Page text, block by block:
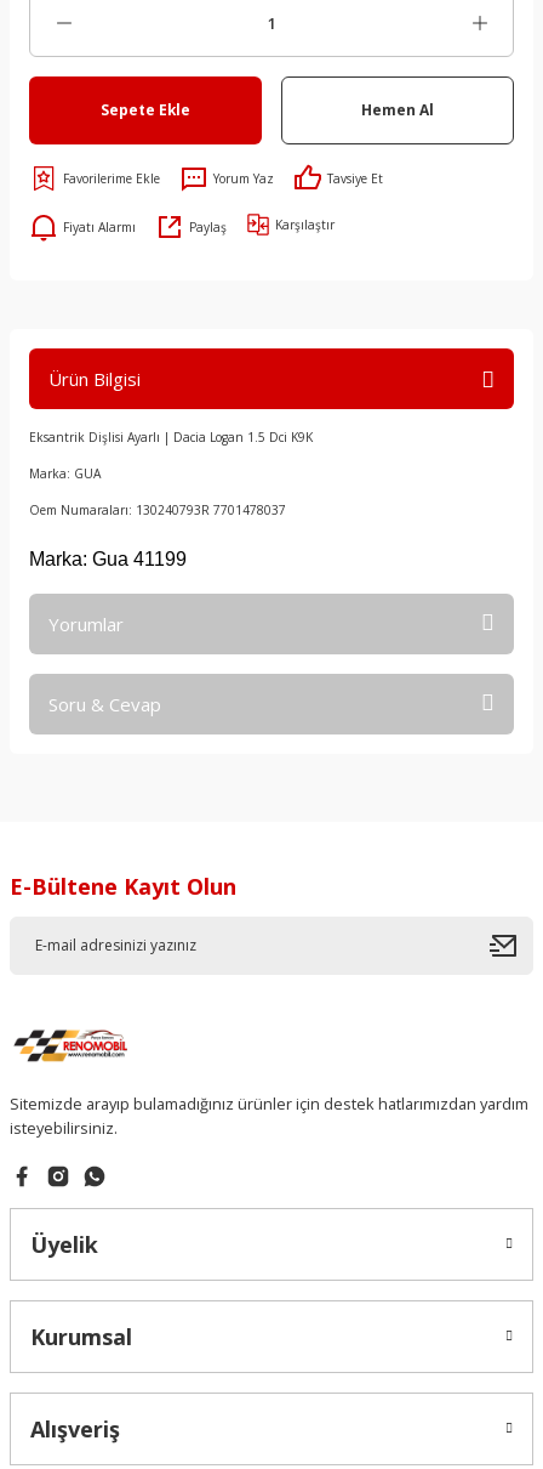
Sepete Ekle Hemen Al
Yorum Yaz Tavsiye Et
Fiyatı Alarmı Paylaş Karşılaştır
Ürün Bilgisi
Eksantrik Dişlisi Ayarlı | Dacia Logan 1.5 Dci K9K
Marka: GUA
Oem Numaraları: 130240793R 7701478037
Marka: Gua 41199
Yorumlar
Soru & Cevap
E-Bültene Kayıt Olun
Sitemizde arayıp bulamadığınız ürünler için destek hatlarımızdan yardım
isteyebilirsiniz.
Üyelik
Kurumsal
Alışveriş